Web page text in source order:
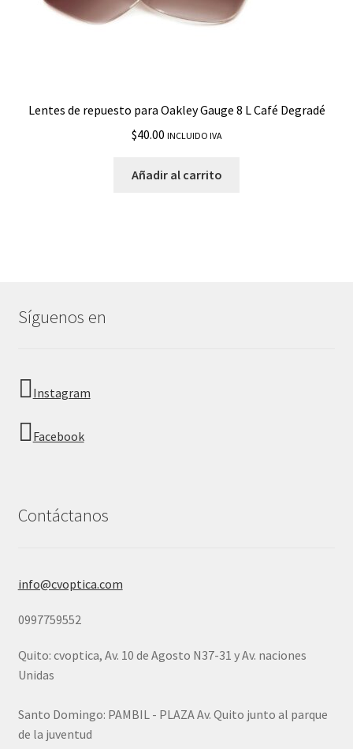
Lentes de repuesto para Oakley Gauge 8 L Café Degradé
$40.00 INCLUIDO IVA
Añadir al carrito
Síguenos en
Instagram
Facebook
Contáctanos
info@cvoptica.com
0997759552
Quito: cvoptica, Av. 10 de Agosto N37-31 y Av. naciones
Unidas
Santo Domingo: PAMBIL - PLAZA Av. Quito junto al parque
de la juventud